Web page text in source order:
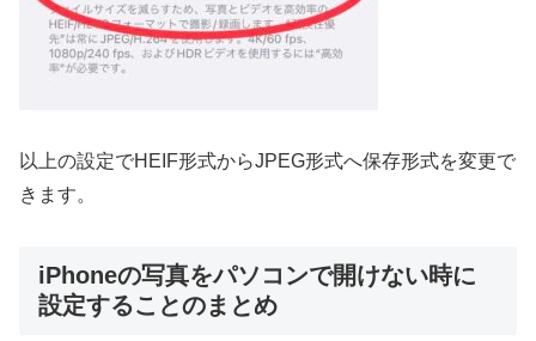
以上の設定でHEIF形式からJPEG形式へ保存形式を変更で
きます。
iPhoneの写真をパソコンで開けない時に
設定することのまとめ